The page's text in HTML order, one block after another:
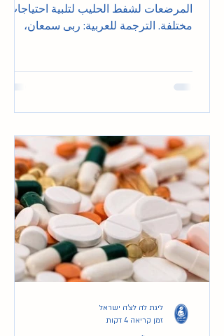
المرضعات لشفط الحليب لتلبية احتياجات
مختلفة. الترجمة للعربية: ربى سمعان،
ליגת לה לצ'ה ישראל
זמן קריאה 4 דקות